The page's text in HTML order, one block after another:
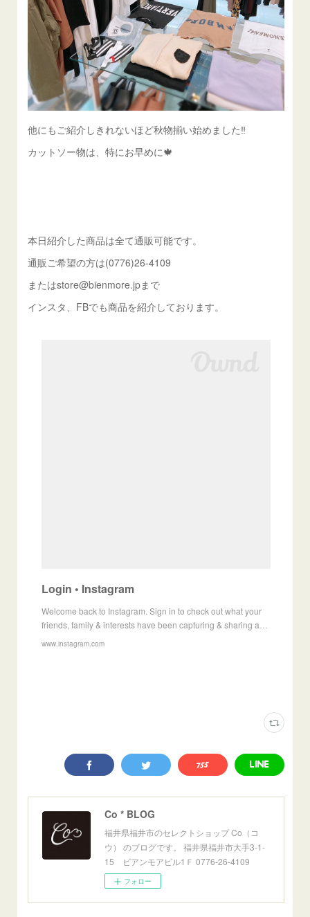
他にもご紹介しきれないほど秋物揃い始めました‼️
カットソー物は、特にお早めに🍁
本日紹介した商品は全て通販可能です。
通販ご希望の方は(0776)26-4109
またはstore@bienmore.jpまで
インスタ、FBでも商品を紹介しております。
Login • Instagram
Welcome back to Instagram. Sign in to check out what your
friends, family & interests have been capturing & sharing a…
www.instagram.com
Co * BLOG
福井県福井市のセレクトショップ Co（コ
ウ） のブログです。 福井県福井市大手3-1-
15 ビアンモアビル1Ｆ 0776-26-4109
フォロー